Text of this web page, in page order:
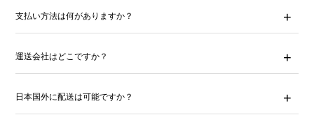
支払い方法は何がありますか？
運送会社はどこですか？
日本国外に配送は可能ですか？